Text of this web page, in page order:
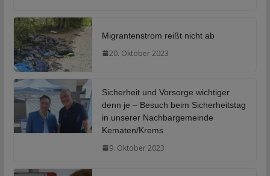
Migrantenstrom reißt nicht ab
20. Oktober 2023
Sicherheit und Vorsorge wichtiger
denn je – Besuch beim Sicherheitstag
in unserer Nachbargemeinde
Kematen/Krems
9. Oktober 2023